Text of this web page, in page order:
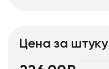
Цена за штуку